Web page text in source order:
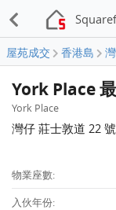
屋苑成交 香港島
York Place
York Place
灣仔 莊士敦道 22 號
物業座數:
入伙年份: